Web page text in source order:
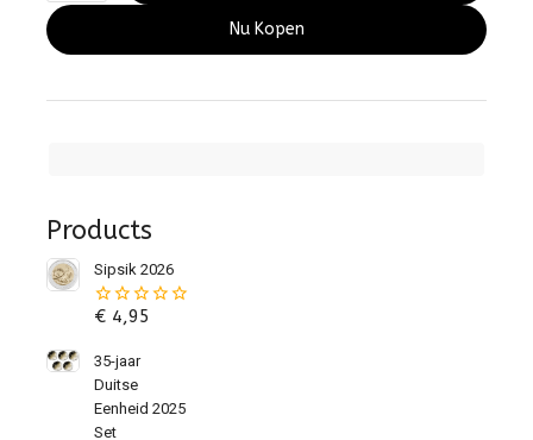
Products
Sipsik 2026
0
de
€4,95
35-jaar
Duitse
Eenheid 2025
Set
Nu Kopen